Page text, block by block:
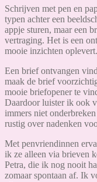
Schrijven met pen en
typen achter een
appje sturen, maar een
vertraging. Het is een
mooie inzichten oplevert.
Een brief ontvangen
maak de brief
mooie briefopener te
Daardoor luister ik ook
immers niet
rustig over nadenken
Met penvriendinnen
ik ze alleen via brieven
Petra, die ik nog nooit
zomaar spontaan af. Ik